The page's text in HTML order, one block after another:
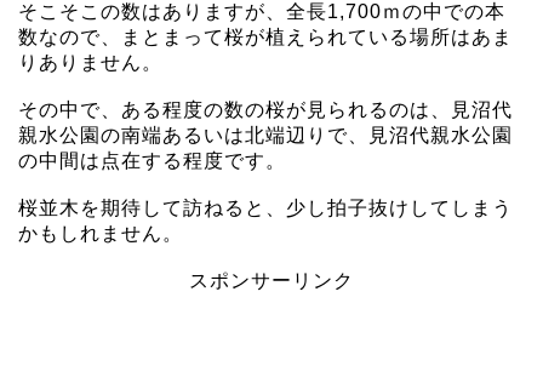
そこそこの数はありますが、全長1,700ｍの中での本
数なので、まとまって桜が植えられている場所はあま
りありません。
その中で、ある程度の数の桜が見られるのは、見沼代
親水公園の南端あるいは北端辺りで、見沼代親水公園
の中間は点在する程度です。
桜並木を期待して訪ねると、少し拍子抜けしてしまう
かもしれません。
スポンサーリンク